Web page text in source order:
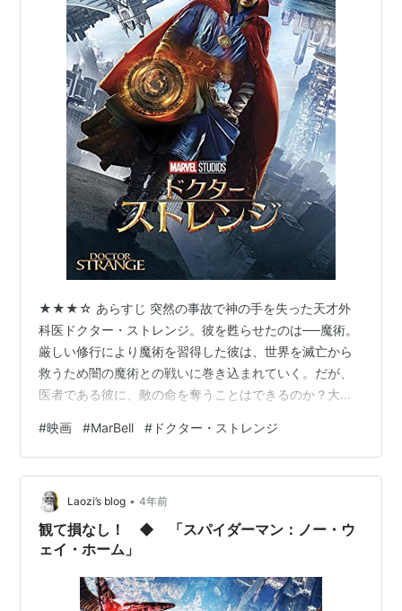
★★★☆ あらすじ 突然の事故で神の手を失った天才外
科医ドクター・ストレンジ。彼を甦らせたのは──魔術。
厳しい修行により魔術を習得した彼は、世界を滅亡から
救うため闇の魔術との戦いに巻き込まれていく。だが、
医者である彼に、敵の命を奪うことはできるのか？大い
当の戦いが始まる！ベネディクト・カンバーバッチ主
演、『アベンジャーズ』のマーベル・スタジオが贈る、
時間と空間の概念を超えたアクション超大作！ ドクタ
ー・ストレンジ (吹替版) ベネディクト カンバーバッチ
Amazon 作品情報 監督：スコット・デリクソン 出演者：
ベネディクト・カンバーバッチ／…
#映画 #MarBell # ドクター・ストレンジ
Laozi’s blog • 4年前
観て損なし！ ◆ 「スパイダーマン：ノー・ウ
ェイ・ホーム」